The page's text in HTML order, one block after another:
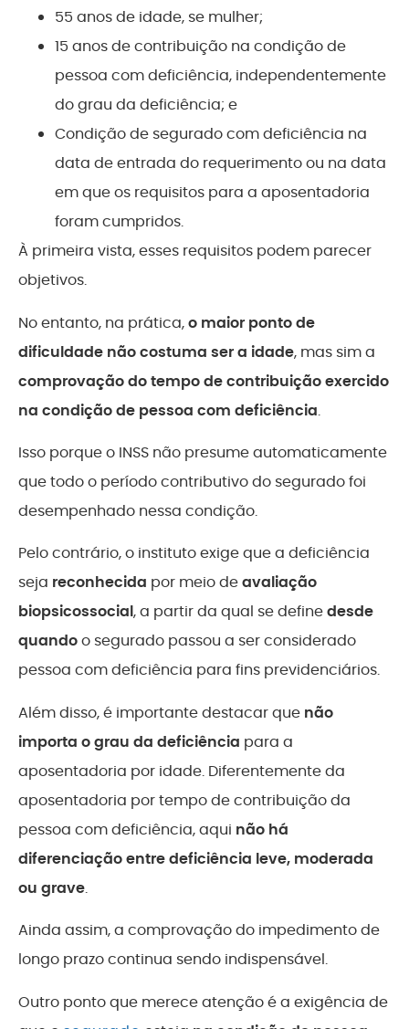
55 anos de idade, se mulher;
15 anos de contribuição na condição de
pessoa com deficiência, independentemente
do grau da deficiência; e
Condição de segurado com deficiência na
data de entrada do requerimento ou na data
em que os requisitos para a aposentadoria
foram cumpridos.
À primeira vista, esses requisitos podem parecer
objetivos.
No entanto, na prática,o maior ponto de
dificuldade não costuma ser a idade, mas sim a
comprovação do tempo de contribuição exercido
na condição de pessoa com deficiência.
Isso porque o INSS não presume automaticamente
que todo o período contributivo do segurado foi
desempenhado nessa condição.
Pelo contrário, o instituto exige que a deficiência
seja reconhecida por meio deavaliação
biopsicossocial, a partir da qual se definedesde
quandoo segurado passou a ser considerado
pessoa com deficiência para fins previdenciários.
Além disso, é importante destacar que não
importa o grau da deficiência para a
aposentadoria por idade. Diferentemente da
aposentadoria por tempo de contribuição da
pessoa com deficiência, aqui não há
diferenciação entre deficiência leve, moderada
ou grave.
Ainda assim, a comprovação do impedimento de
longo prazo continua sendo indispensável.
Outro ponto que merece atenção é a exigência de